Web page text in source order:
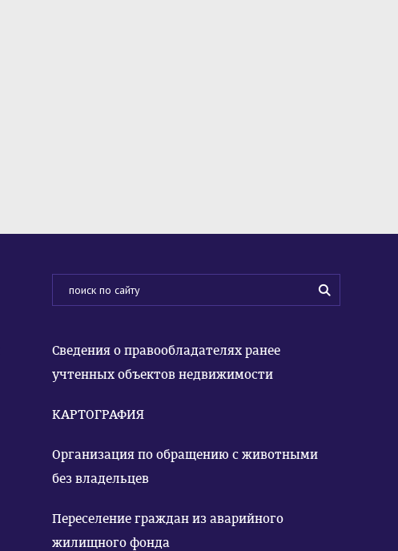
Сведения о правообладателях ранее
учтенных объектов недвижимости
КАРТОГРАФИЯ
Организация по обращению с животными
без владельцев
Переселение граждан из аварийного
жилищного фонда